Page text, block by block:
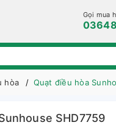
Gọi mua
hòa Quạt điều hòa
SHD7759